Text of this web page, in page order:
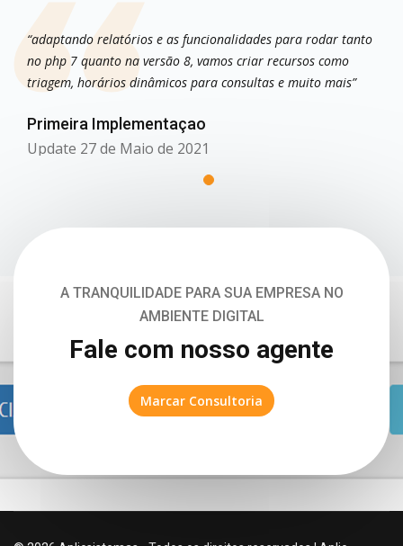
“adaptando relatórios e as funcionalidades para rodar tanto
no php 7 quanto na versão 8, vamos criar recursos como
triagem, horários dinâmicos para consultas e muito mais”
Primeira Implementaçao
Update 27 de Maio de 2021
A TRANQUILIDADE PARA SUA EMPRESA NO
AMBIENTE DIGITAL
Fale com nosso agente
Marcar Consultoria